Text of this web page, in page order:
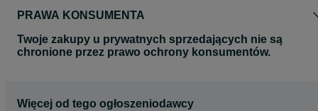
PRAWA KONSUMENTA
Twoje zakupy u prywatnych sprzedających nie są
chronione przez prawo ochrony konsumentów.
Więcej od tego ogłoszeniodawcy